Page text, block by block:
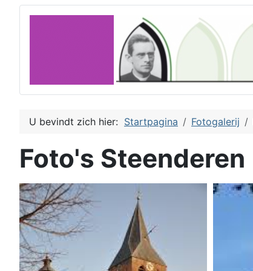
U bevindt zich hier: Startpagina Fotogalerij
Foto's Steenderen